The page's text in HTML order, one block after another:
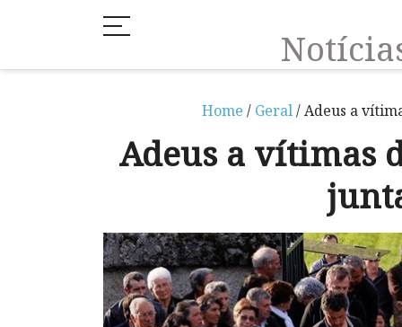
Home / Geral/ Adeus a
Adeus a vítimas